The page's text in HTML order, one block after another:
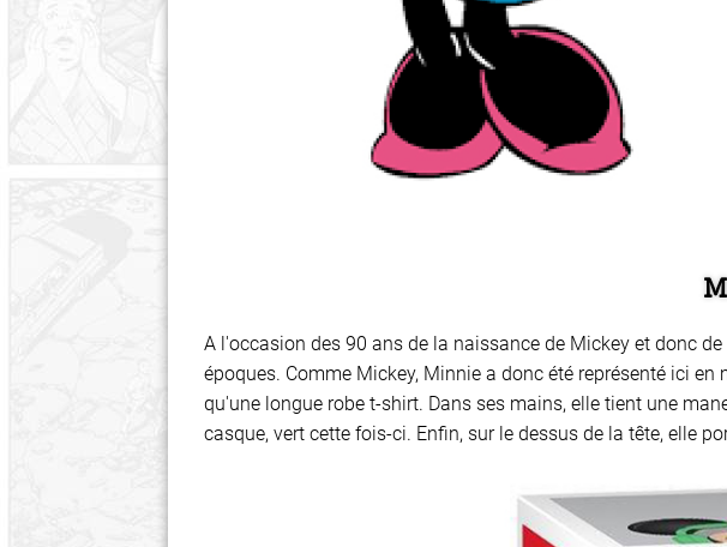
A l'occasion des 90 ans de la naissance de Mickey et donc
époques. Comme Mickey, Minnie a donc été représenté ici
qu'une longue robe t-shirt. Dans ses mains, elle tient une
casque, vert cette fois-ci. Enfin, sur le dessus de la tête, elle